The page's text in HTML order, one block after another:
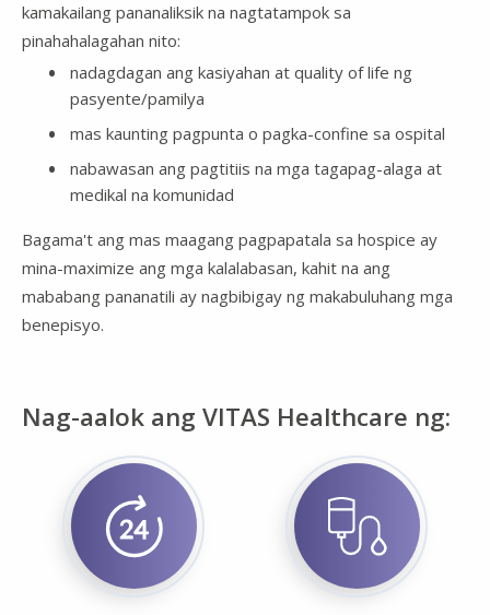
kamakailang pananaliksik na nagtatampok sa
pinahahalagahan nito:
nadagdagan ang kasiyahan at quality of life ng
pasyente/pamilya
mas kaunting pagpunta o pagka-confine sa ospital
nabawasan ang pagtitiis na mga tagapag-alaga at
medikal na komunidad
Bagama't ang mas maagang pagpapatala sa hospice ay
mina-maximize ang mga kalalabasan, kahit na ang
mababang pananatili ay nagbibigay ng makabuluhang mga
benepisyo.
Nag-aalok ang VITAS Healthcare ng: